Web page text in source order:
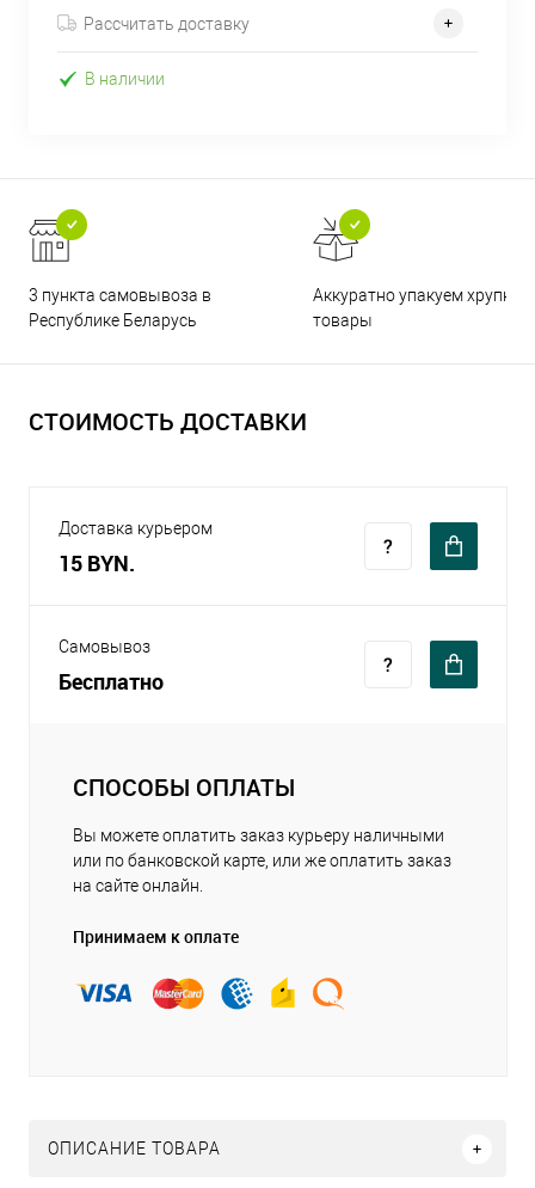
Рассчитать доставку
В наличии
3 пункта самовывоза в
Республике Беларусь
Аккуратно упакуем хрупкие
товары
СТОИМОСТЬ ДОСТАВКИ
Доставка курьером
15 BYN.
Самовывоз
Бесплатно
СПОСОБЫ ОПЛАТЫ
Вы можете оплатить заказ курьеру наличными
или по банковской карте, или же оплатить заказ
на сайте онлайн.
Принимаем к оплате
ОПИСАНИЕ ТОВАРА